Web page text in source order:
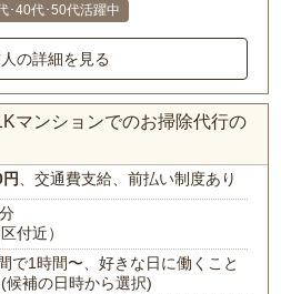
･40代･50代活躍中
の詳細を見る
マンションでのお掃除代行の
、交通費支給、前払い制度あり
付近）
で1時間〜、好きな日に働くこと
候補の日時から選択)